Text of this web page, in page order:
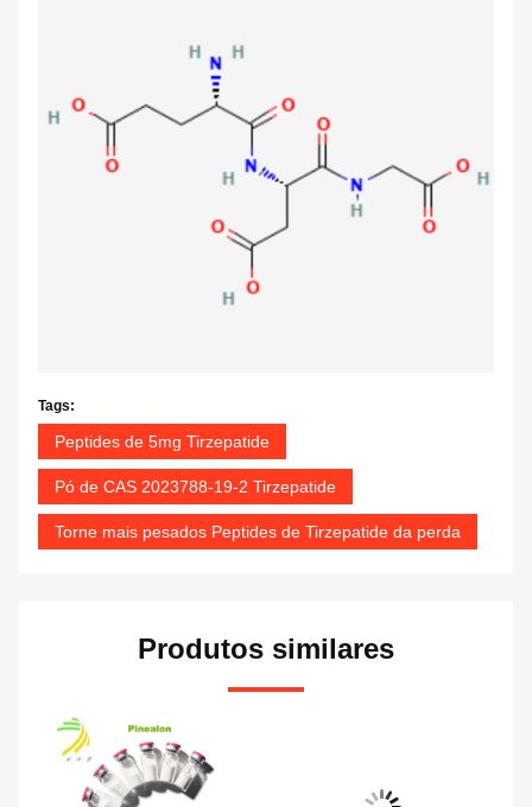
Tags:
Peptides de 5mg Tirzepatide
Pó de CAS 2023788-19-2 Tirzepatide
Torne mais pesados Peptides de Tirzepatide da perda
Produtos similares